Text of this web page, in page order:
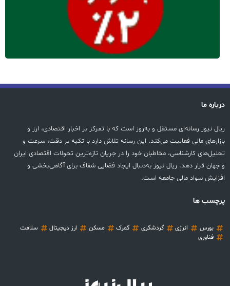
درباره ما
ریال نیوز رسانه‌ای مستقل و به‌روز است که با تمرکز بر اخبار اقتصادی، ارز و
بازارهای مالی فعالیت می‌کند. این رسانه تلاش دارد با تکیه بر دقت، سرعت و
تحلیل‌های کارشناسی، مخاطبان خود را در جریان تازه‌ترین تحولات اقتصادی ایران
و جهان قرار دهد. ریال نیوز به‌دنبال ایجاد فضایی شفاف برای آگاهی‌بخشی و
افزایش سواد مالی جامعه است.
پرچسب ها
بورس انرژی گردشگری گمرک مسکن ارز دیجیتال
سلامت
فناوری